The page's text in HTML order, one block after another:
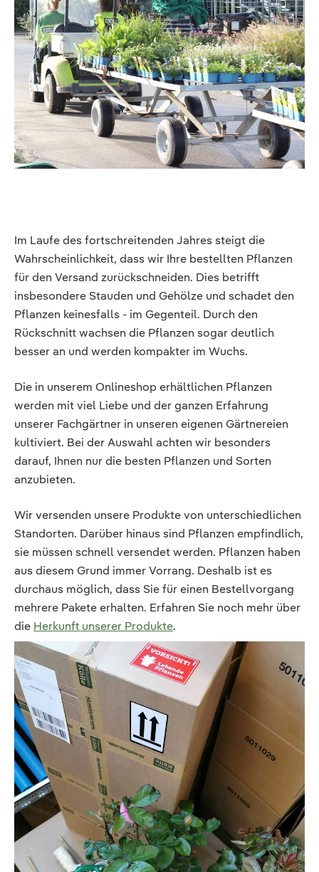
Im Laufe des fortschreitenden Jahres steigt die
Wahrscheinlichkeit, dass wir Ihre bestellten Pflanzen
für den Versand zurückschneiden. Dies betrifft
insbesondere Stauden und Gehölze und schadet den
Pflanzen keinesfalls - im Gegenteil. Durch den
Rückschnitt wachsen die Pflanzen sogar deutlich
besser an und werden kompakter im Wuchs.
Die in unserem Onlineshop erhältlichen Pflanzen
werden mit viel Liebe und der ganzen Erfahrung
unserer Fachgärtner in unseren eigenen Gärtnereien
kultiviert. Bei der Auswahl achten wir besonders
darauf, Ihnen nur die besten Pflanzen und Sorten
anzubieten.
Wir versenden unsere Produkte von unterschiedlichen
Standorten. Darüber hinaus sind Pflanzen empfindlich,
sie müssen schnell versendet werden. Pflanzen haben
aus diesem Grund immer Vorrang. Deshalb ist es
durchaus möglich, dass Sie für einen Bestellvorgang
mehrere Pakete erhalten. Erfahren Sie noch mehr über
die Herkunft unserer Produkte.